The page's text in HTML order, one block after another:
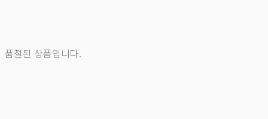
품절된 상품입니다.